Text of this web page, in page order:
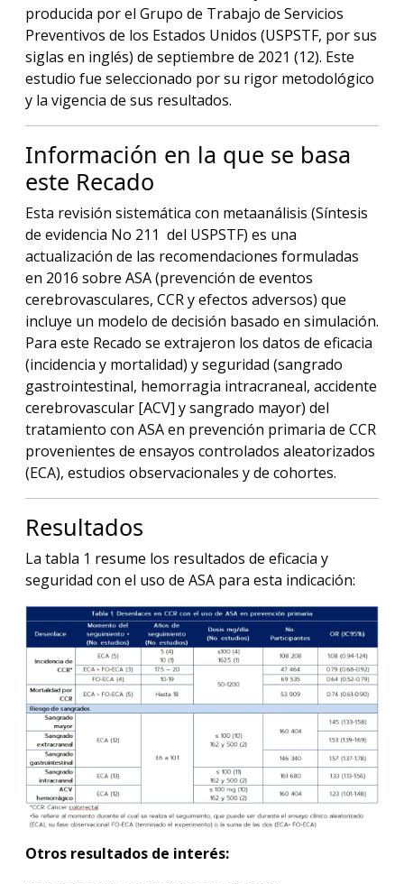
producida por el Grupo de Trabajo de Servicios
Preventivos de los Estados Unidos (USPSTF, por sus
siglas en inglés) de septiembre de 2021 (12). Este
estudio fue seleccionado por su rigor metodológico
y la vigencia de sus resultados.
Información en la que se basa
este Recado
Esta revisión sistemática con metaanálisis (Síntesis
de evidencia No 211 del USPSTF) es una
actualización de las recomendaciones formuladas
en 2016 sobre ASA (prevención de eventos
cerebrovasculares, CCR y efectos adversos) que
incluye un modelo de decisión basado en simulación.
Para este Recado se extrajeron los datos de eficacia
(incidencia y mortalidad) y seguridad (sangrado
gastrointestinal, hemorragia intracraneal, accidente
cerebrovascular [ACV] y sangrado mayor) del
tratamiento con ASA en prevención primaria de CCR
provenientes de ensayos controlados aleatorizados
(ECA), estudios observacionales y de cohortes.
Resultados
La tabla 1 resume los resultados de eficacia y
seguridad con el uso de ASA para esta indicación:
Otros resultados de interés: